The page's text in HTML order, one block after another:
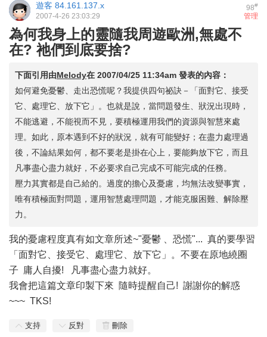
98#
遊客 84.161.137.x
管理
2007-4-26 23:03:29
為何我身上的靈隨我周遊歐洲,無處不
在? 祂們到底要捨?
下面引用由Melody在 2007/04/25 11:34am 發表的內容：
如何避免憂鬱、走出恐慌呢？我提供四句祕訣－「面對它、接受
它、處理它、放下它」。也就是說，當問題發生、狀況出現時，
不能逃避，不能視而不見，要積極運用我們的資源與智慧來處
理。如此，原本遇到不好的狀況，就有可能變好；在盡力處理過
後，不論結果如何，都不要老是掛在心上，要能夠放下它，而且
凡事盡心盡力就好，不必要求自己完成不可能完成的任務。
壓力其實都是自己給的。過度的擔心及憂慮，均無法改變事實，
唯有積極面對問題，運用智慧處理問題，才能克服困難、解除壓
力。
我的憂慮程度真有如文章所述~"憂鬱 、恐慌"... 真的要學習
「面對它、接受它、處理它、放下它」。不要在原地繞圈
子 庸人自擾! 凡事盡心盡力就好。
我會把這篇文章印製下來 隨時提醒自己! 謝謝你的解惑
~~~ TKS!
支持 反對 刪除